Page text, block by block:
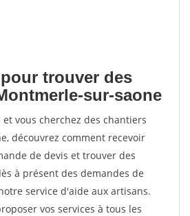
trouver des
sur-saone
vous cherchez des chantiers
découvrez comment recevoir
de devis et trouver des
à présent des demandes de
service d'aide aux artisans.
vos services à tous les